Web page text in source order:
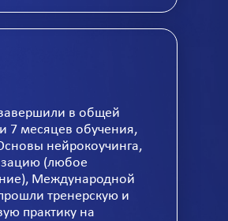
в общей
7 месяцев обучения,
нейрокоучинга,
(любое
Международной
тренерскую и
практику на